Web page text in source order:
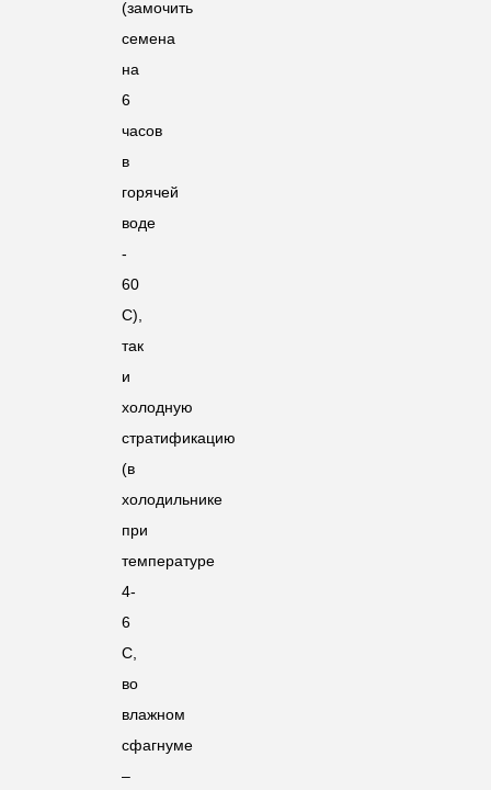
(замочить
семена
на
6
часов
в
горячей
воде
-
60
С),
так
и
холодную
стратификацию
(в
холодильнике
при
температуре
4-
6
С,
во
влажном
сфагнуме
–